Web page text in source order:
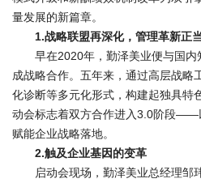
量发展的新篇章。
1.战略联盟再深化，管理革新正
早在2020年，勤泽美业便与国
成战略合作。五年来，通过高层战略
化诊断等多元化形式，构建起独具特
动会标志着双方合作进入3.0阶段——
赋能企业战略落地。
2.触及企业基因的变革
启动会现场，勤泽美业总经理邹